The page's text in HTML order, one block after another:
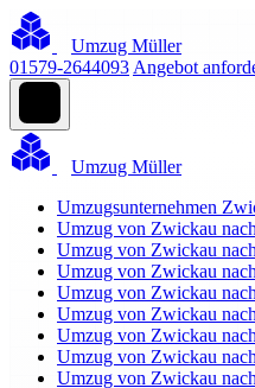
Umzug Müller
01579-2644093 Angebot
Umzug Müller
Umzugsunternehmen
Umzug von Zwickau
Umzug von Zwickau
Umzug von Zwickau
Umzug von Zwickau
Umzug von Zwickau
Umzug von Zwickau
Umzug von Zwickau
Umzug von Zwickau